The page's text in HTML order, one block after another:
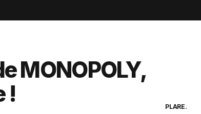
MONOPOLY,
!
PLARE.